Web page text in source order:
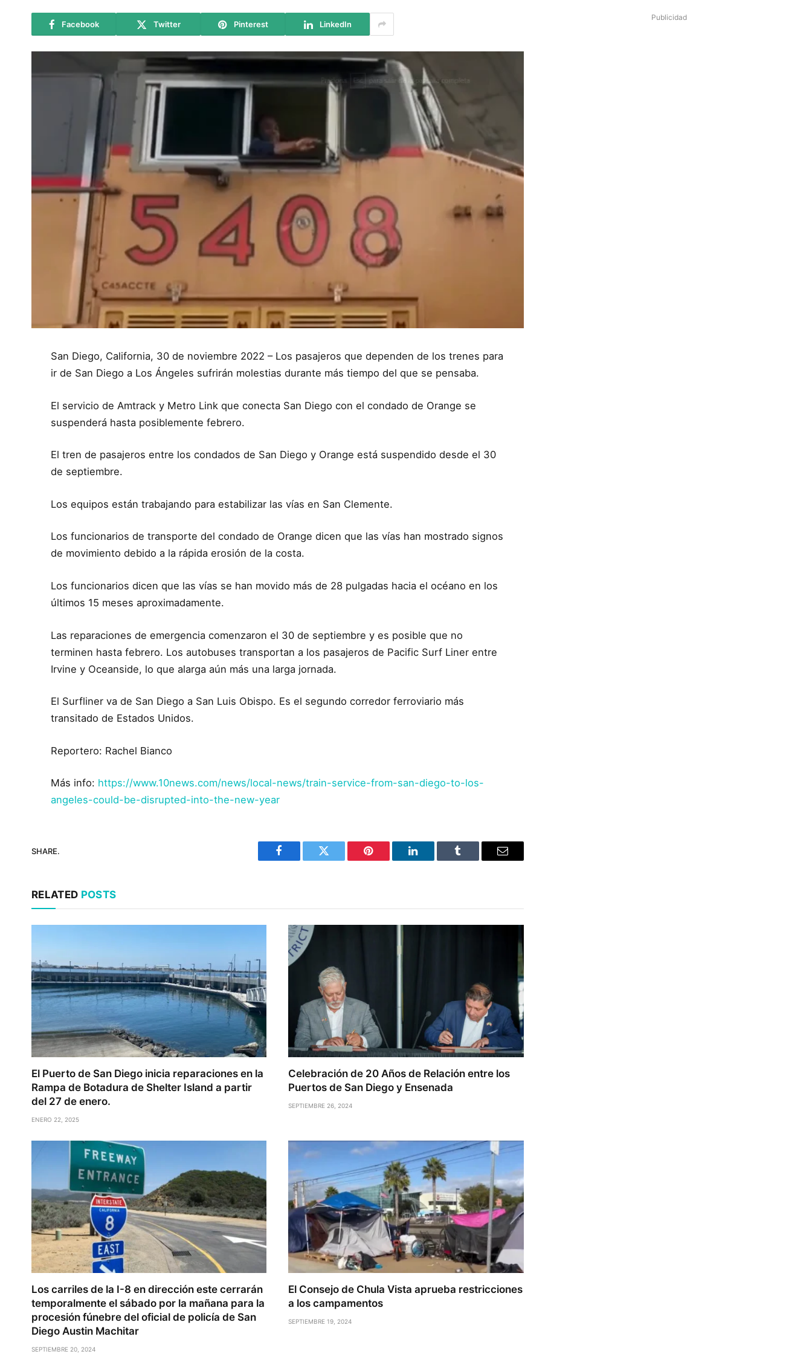
Facebook Twitter Pinterest LinkedIn
San Diego, California, 30 de noviembre 2022 – Los pasajeros que dependen de los trenes para
ir de San Diego a Los Ángeles sufrirán molestias durante más tiempo del que se pensaba.
El servicio de Amtrack y Metro Link que conecta San Diego con el condado de Orange se
suspenderá hasta posiblemente febrero.
El tren de pasajeros entre los condados de San Diego y Orange está suspendido desde el 30
de septiembre.
Los equipos están trabajando para estabilizar las vías en San Clemente.
Los funcionarios de transporte del condado de Orange dicen que las vías han mostrado signos
de movimiento debido a la rápida erosión de la costa.
Los funcionarios dicen que las vías se han movido más de 28 pulgadas hacia el océano en los
últimos 15 meses aproximadamente.
Las reparaciones de emergencia comenzaron el 30 de septiembre y es posible que no
terminen hasta febrero. Los autobuses transportan a los pasajeros de Pacific Surf Liner entre
Irvine y Oceanside, lo que alarga aún más una larga jornada.
El Surfliner va de San Diego a San Luis Obispo. Es el segundo corredor ferroviario más
transitado de Estados Unidos.
Reportero: Rachel Bianco
Más info: https://www.10news.com/news/local-news/train-service-from-san-diego-to-los-
angeles-could-be-disrupted-into-the-new-year
SHARE.
Facebook Twitter Pinterest LinkedIn Tumblr Email
RELATED POSTS
El Puerto de San Diego inicia reparaciones en la
Rampa de Botadura de Shelter Island a partir
del 27 de enero.
ENERO 22, 2025
Celebración de 20 Años de Relación entre los
Puertos de San Diego y Ensenada
SEPTIEMBRE 26, 2024
Los carriles de la I-8 en dirección este cerrarán
temporalmente el sábado por la mañana para la
procesión fúnebre del oficial de policía de San
Diego Austin Machitar
SEPTIEMBRE 20, 2024
El Consejo de Chula Vista aprueba restricciones
a los campamentos
SEPTIEMBRE 19, 2024
Publicidad